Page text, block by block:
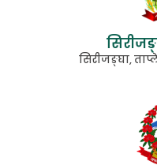
सिरीजङ्घा,